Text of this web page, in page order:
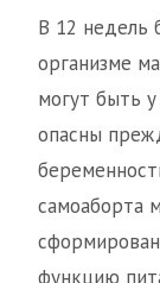
В 12 недель
организме
могут быть
опасны
самоаборта
функцию